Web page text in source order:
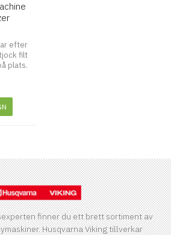
efter
filt
plats.
finner du ett brett sortiment av
Husqvarna Viking tillverkar